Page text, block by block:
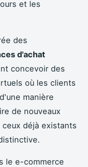
et les
des
d'achat
concevoir des
où les clients
manière
de nouveaux
déjà existants
le e-commerce